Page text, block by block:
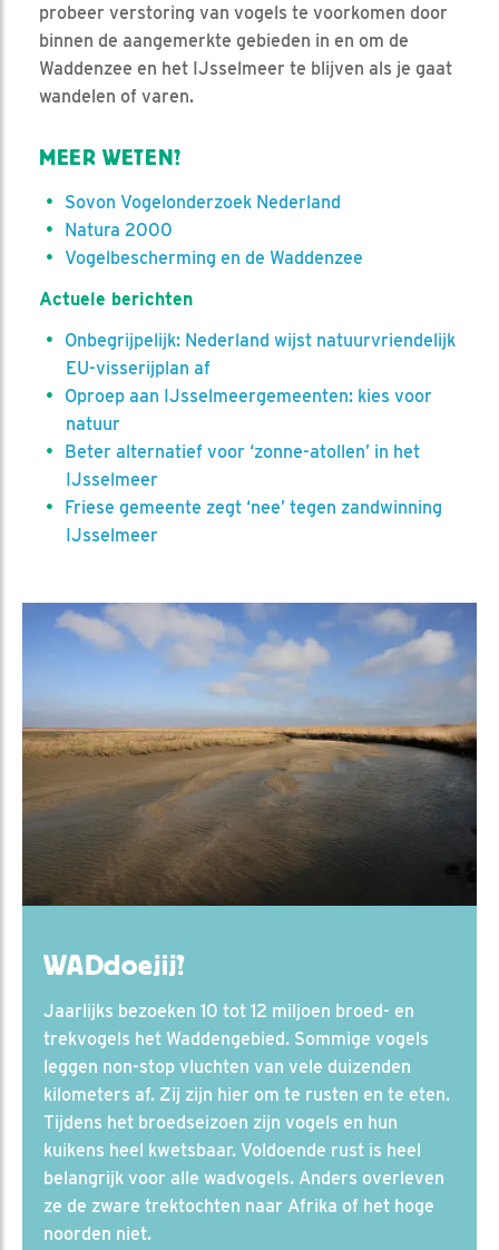
probeer verstoring van vogels te voorkomen door
binnen de aangemerkte gebieden in en om de
Waddenzee en het IJsselmeer te blijven als je gaat
wandelen of varen.
MEER WETEN?
Sovon Vogelonderzoek Nederland
Natura 2000
Vogelbescherming en de Waddenzee
Actuele berichten
Onbegrijpelijk: Nederland wijst natuurvriendelijk
EU-visserijplan af
Oproep aan IJsselmeer­gemeenten: kies voor
natuur
Beter alternatief voor ‘zonne-atollen’ in het
IJsselmeer
Friese gemeente zegt ‘nee’ tegen zandwinning
IJsselmeer
WADdoejij?
Jaarlijks bezoeken 10 tot 12 miljoen broed- en
trekvogels het Waddengebied. Sommige vogels
leggen non-stop vluchten van vele duizenden
kilometers af. Zij zijn hier om te rusten en te eten.
Tijdens het broedseizoen zijn vogels en hun
kuikens heel kwetsbaar. Voldoende rust is heel
belangrijk voor alle wadvogels. Anders overleven
ze de zware trektochten naar Afrika of het hoge
noorden niet.